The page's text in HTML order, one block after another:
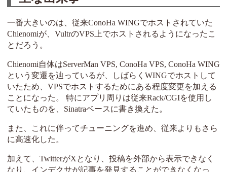
一番大きいのは、従来ConoHa WINGでホストされていた
Chienomiが、VultrのVPS上でホストされるようになったこ
とだろう。
Chienomi自体はServerMan VPS, ConoHa VPS, ConoHa WING
という変遷を辿っているが、しばらくWINGでホストして
いたため、VPSでホストするためにある程度変更を加える
ことになった。 特にアプリ周りは従来Rack/CGIを使用し
ていたものを、Sinatraベースに書き換えた。
また、これに伴ってチューニングを進め、従来よりもさら
に高速化した。
加えて、TwitterがXとなり、投稿を外部から表示できなく
なり、インデクサが記事を発見することができなくなっ